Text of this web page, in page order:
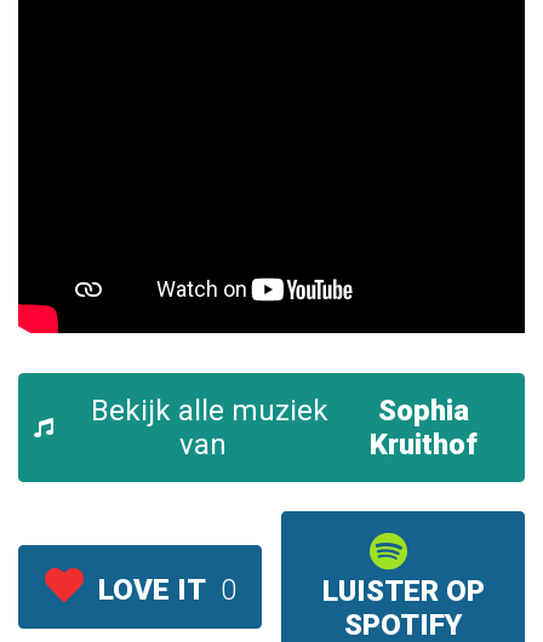
Bekijk alle muziek
van
Sophia
Kruithof
LOVE IT 0
LUISTER OP
SPOTIFY